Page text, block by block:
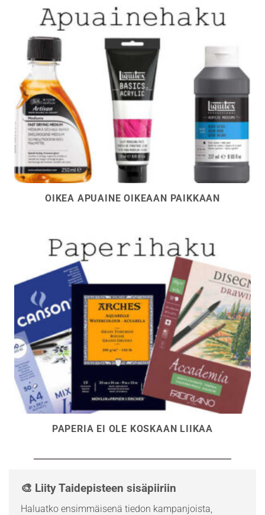
OIKEA APUAINE OIKEAAN PAIKKAAN
PAPERIA EI OLE KOSKAAN LIIKAA
🎨 Liity Taidepisteen sisäpiiriin
Haluatko ensimmäisenä tiedon kampanjoista,